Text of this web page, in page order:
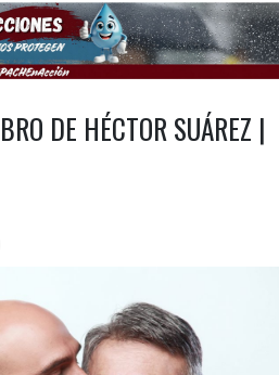
DE HÉCTOR SUÁREZ |